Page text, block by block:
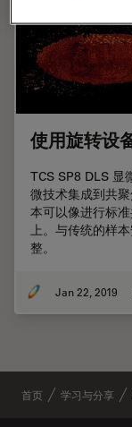
使用旋转设
TCS SP8 DLS 显
微技术集成到共
本可以像进行标
上。与传统的样
整。
Jan 22, 2019
首页 学习与分享